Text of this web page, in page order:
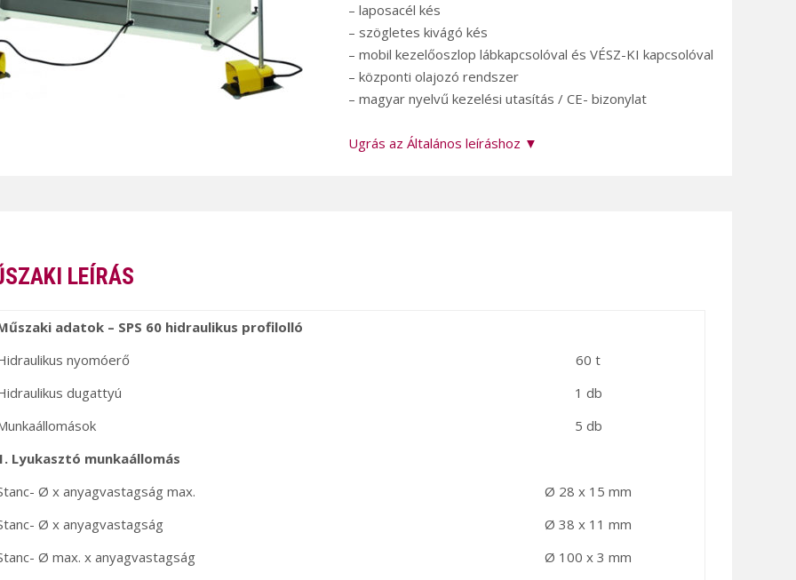
– laposacél kés
– szögletes kivágó kés
– mobil kezelőoszlop lábkapcsolóval és VÉSZ-KI kapcsolóval
– központi olajozó rendszer
– magyar nyelvű kezelési utasítás / CE- bizonylat
Ugrás az Általános leíráshoz ▼
LEÍRÁS
adatok – SPS 60 hidraulikus profilolló
nyomóerő
60 t
dugattyú
1 db
5 db
Lyukasztó munkaállomás
Ø x anyagvastagság max.
Ø 28 x 15 mm
Ø x anyagvastagság
Ø 38 x 11 mm
Ø max. x anyagvastagság
Ø 100 x 3 mm